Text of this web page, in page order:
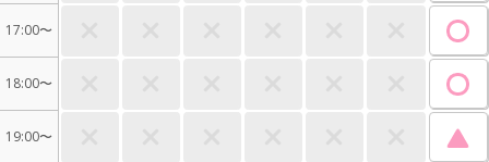
17:00〜
18:00〜
19:00〜